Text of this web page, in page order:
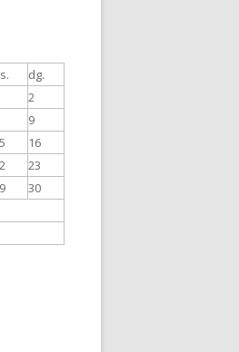
dg.
2
9
16
23
30